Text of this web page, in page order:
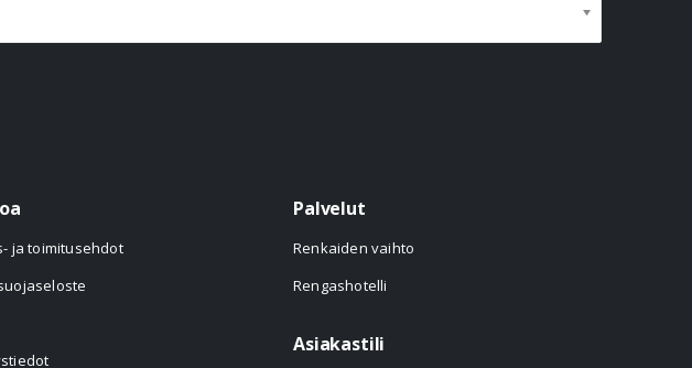
ja toimitusehdot
Palvelut
Renkaiden vaihto
Rengashotelli
Asiakastili